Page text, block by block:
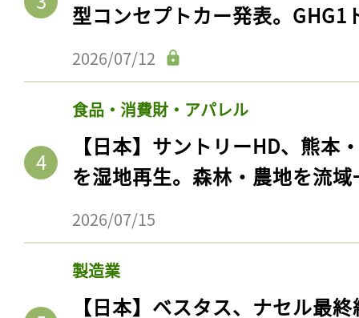
型コンセプトカー発表。GHG1
2026/07/12
食品・消費財・アパレル
【日本】サントリーHD、熊本
を湿地再生。森林・農地を流
2026/07/15
製造業
【日本】ベスタス、ナセル最